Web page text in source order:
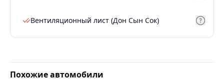
Вентиляционный лист (Дон Сын Сок)
Похожие автомобили